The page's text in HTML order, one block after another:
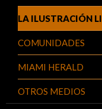
LA ILUSTRACIÓN
COMUNIDADES
MIAMI HERALD
OTROS MEDIOS